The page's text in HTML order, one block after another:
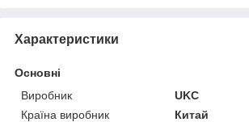
Характеристики
Основні
Виробник
UKC
Країна виробник
Китай